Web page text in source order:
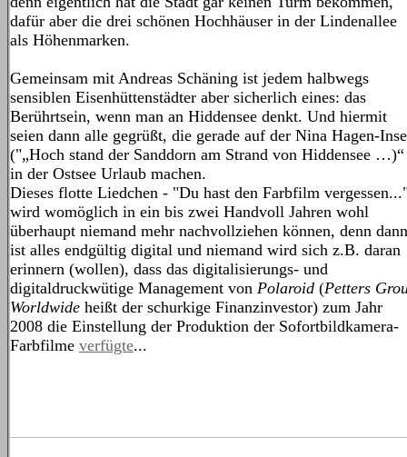
dafür aber die drei schönen Hochhäuser in der Lindenallee
als Höhenmarken.
Gemeinsam mit Andreas Schäning ist jedem halbwegs
sensiblen Eisenhüttenstädter aber sicherlich eines: das
Berührtsein, wenn man an Hiddensee denkt. Und hiermit
seien dann alle gegrüßt, die gerade auf der Nina Hagen-
("„Hoch stand der Sanddorn am Strand von Hiddensee …)“
in der Ostsee Urlaub machen.
Dieses flotte Liedchen - "Du hast den Farbfilm
wird womöglich in ein bis zwei Handvoll Jahren wohl
überhaupt niemand mehr nachvollziehen können, denn dann
ist alles endgültig digital und niemand wird sich z.B. daran
erinnern (wollen), dass das digitalisierungs- und
digitaldruckwütige Management von Polaroid (Petters
Worldwide heißt der schurkige Finanzinvestor) zum Jahr
2008 die Einstellung der Produktion der Sofortbildkamera-
Farbfilme verfügte...